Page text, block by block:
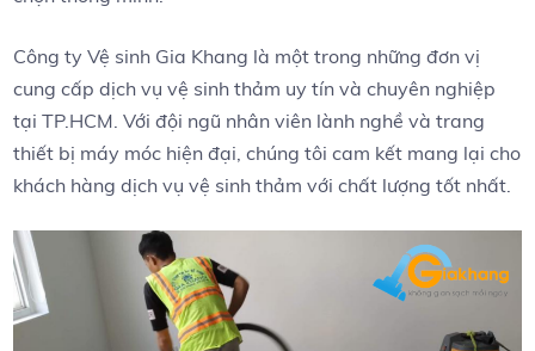
Công ty Vệ sinh Gia Khang là một trong những đơn vị
cung cấp dịch vụ vệ sinh thảm uy tín và chuyên nghiệp
tại TP.HCM. Với đội ngũ nhân viên lành nghề và trang
thiết bị máy móc hiện đại, chúng tôi cam kết mang lại cho
khách hàng dịch vụ vệ sinh thảm với chất lượng tốt nhất.